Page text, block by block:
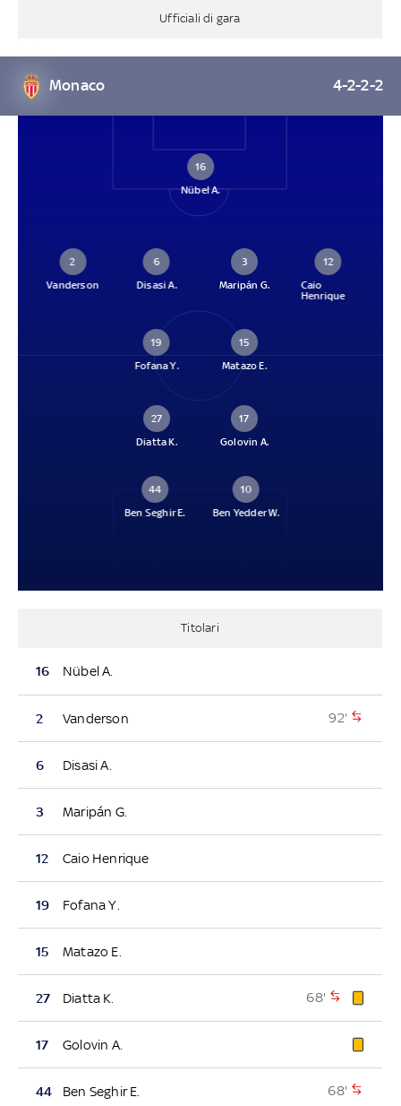
Ufficiali di gara
Monaco 4-2-2-2
16
Nübel A.
2
Vanderson
6
Disasi A.
3
Maripán G.
12
Caio
Henrique
19
Fofana Y.
15
Matazo E.
27
Diatta K.
17
Golovin A.
44
Ben Seghir E.
10
Ben Yedder W.
Titolari
16 Nübel A.
2 Vanderson 92'
6 Disasi A.
3 Maripán G.
12 Caio Henrique
19 Fofana Y.
15 Matazo E.
27 Diatta K. 68'
17 Golovin A.
44 Ben Seghir E. 68'